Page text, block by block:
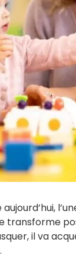
transforme
il va